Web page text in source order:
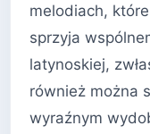
melodiach,
sprzyja
latynoskiej,
również można
wyraźnym